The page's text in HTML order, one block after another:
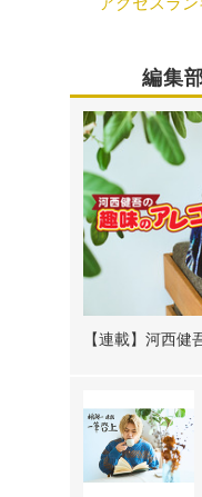
編集
【連載】河西健